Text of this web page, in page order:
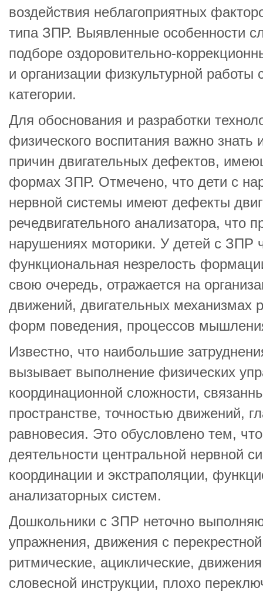
воздействия неблагоприятных
типа ЗПР. Выявленные особенности
подборе оздоровительно-
и организации физкультурной работы
категории.
Для обоснования и разработки
физического воспитания важно знать
причин двигательных дефектов,
формах ЗПР. Отмечено, что дети с
нервной системы имеют дефекты
речедвигательного анализатора, что
нарушениях моторики. У детей с ЗПР
функциональная незрелость
свою очередь, отражается на
движений, двигательных механизмах
форм поведения, процессов
Известно, что наибольшие
вызывает выполнение физических
координационной сложности,
пространстве, точностью движений,
равновесия. Это обусловлено тем,
деятельности центральной нервной
координации и экстраполяции,
анализаторных систем.
Дошкольники с ЗПР неточно
упражнения, движения с
ритмические, ациклические,
словесной инструкции, плохо